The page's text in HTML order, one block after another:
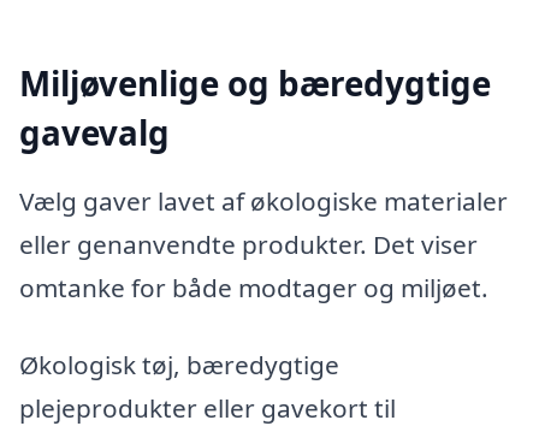
Miljøvenlige og bæredygtige
gavevalg
Vælg gaver lavet af økologiske materialer
eller genanvendte produkter. Det viser
omtanke for både modtager og miljøet.
Økologisk tøj, bæredygtige
plejeprodukter eller gavekort til